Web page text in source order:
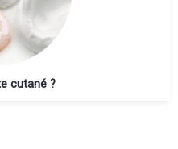
cutané ?